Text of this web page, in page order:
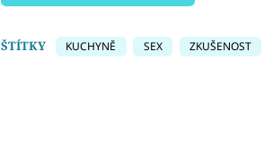
ŠTÍTKY KUCHYNĚ SEX ZKUŠENOST